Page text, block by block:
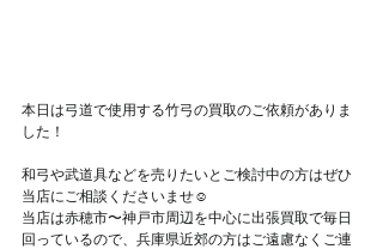
本日は弓道で使用する竹弓の買取のご依頼がありま
した！
和弓や武道具などを売りたいとご検討中の方はぜひ
当店にご相談くださいませ☺
当店は赤穂市〜神戸市周辺を中心に出張買取で毎日
回っているので、兵庫県近郊の方はご遠慮なくご連